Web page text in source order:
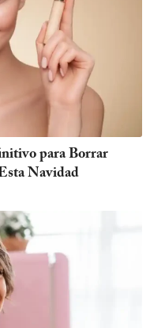
para Borrar
Navidad